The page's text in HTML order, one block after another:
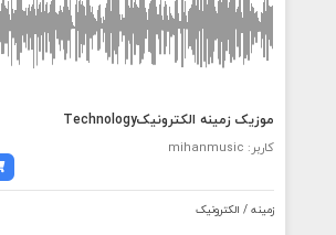
موزیک زمینه الکترونیکTechnology
کاربر: mihanmusic
زمینه / الکترونیک